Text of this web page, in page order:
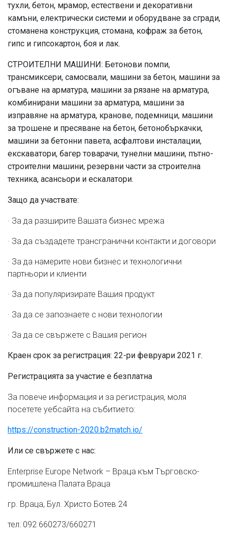
тухли, бетон, мрамор, естествени и декоративни
камъни, електрически системи и оборудване за сгради,
стоманена конструкция, стомана, кофраж за бетон,
гипс и гипсокартон, боя и лак.
СТРОИТЕЛНИ МАШИНИ: Бетонови помпи,
трансмиксери, самосвали, машини за бетон, машини за
огъване на арматура, машини за рязане на арматура,
комбинирани машини за арматура, машини за
изправяне на арматура, кранове, подемници, машини
за трошене и пресяване на бетон, бетонобъркачки,
машини за бетонни павета, асфалтови инсталации,
екскаватори, багер товарачи, тунелни машини, пътно-
строителни машини, резервни части за строителна
техника, асансьори и ескалатори.
Защо да участвате:
· За да разширите Вашата бизнес мрежа
· За да създадете трансгранични контакти и договори
· За да намерите нови бизнес и технологични
партньори и клиенти
· За да популяризирате Вашия продукт
· За да се запознаете с нови технологии
· За да се свържете с Вашия регион
Краен срок за регистрация: 22-ри февруари 2021 г.
Регистрацията за участие е безплатна
За повече информация и за регистрация, моля
посетете уебсайта на събитието:
https://construction-2020.b2match.io/
Или се свържете с нас:
Enterprise Europe Network – Враца към Търговско-
промишлена Палата Враца
гр. Враца, Бул. Христо Ботев 24
тел: 092 660273/660271